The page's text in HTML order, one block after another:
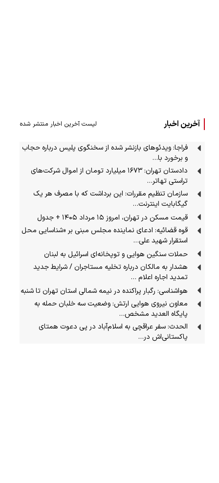
آخرین اخبار لیست آخرین اخبار منتشر شده
فراجا: ویدئوهای بازنشر شده از سخنگوی پلیس درباره حجاب
و برخورد با…
دادستان تهران: ۱۶۷۳ میلیارد تومان از اموال شرکت‌های
تراستی تهاتر…
سازمان تنظیم مقررات: این برداشت که با مصرف هر یک
گیگابایت اینترنت…
قیمت مسکن در تهران، امروز ۱۵ مرداد ۱۴۰۵ + جدول
قوه قضائیه: ادعای نماینده مجلس مبنی بر «شناسایی محل
استقرار شهید علی…
حملات سنگین هوایی و توپخانه‌ای اسرائیل به لبنان
هشدار به مالکان درباره تخلیه مستاجران / شرایط جدید
تمدید اجاره اعلام …
هواشناسی: رگبار پراکنده در نیمه شمالی استان تهران تا شنبه
معاون نیروی هوایی ارتش: وضعیت سه خلبان حمله به
پایگاه العدید مشخص…
الحدث: سفر عراقچی به اسلام‌آباد در پی دعوت همتای
پاکستانی‌اش در…